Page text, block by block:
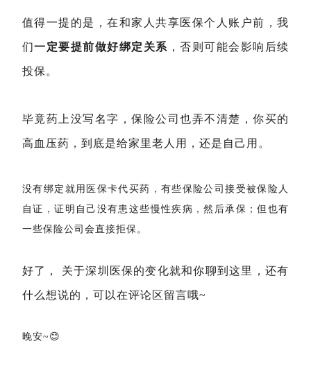
值得一提的是，在和家人共享医保个人账户前，我
们一定要提前做好绑定关系 ，否则可能会影响后续
投保。
毕竟药上没写名字，保险公司也弄不清楚，你买的
高血压药，到底是给家里老人用，还是自己用。
没有绑定就用医保卡代买药， 有些保险公司接受被保险人
自证，证明自己没有患这些慢性疾病，然后承保； 但也有
一些保险公司会直接拒保。
好了， 关于深圳医保的变化就和你聊到这里，还有
什么想说的，可以在评论区留言哦~
晚安~😊